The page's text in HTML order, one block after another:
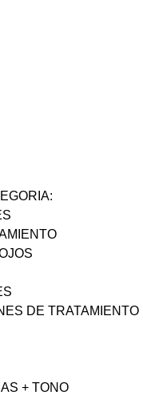
DE TRATAMIENTO
+ TONO